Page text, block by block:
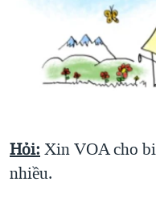
NGƯỜI VIỆT HẢI
ĐỜI SỐNG
KINH TẾ
VĂN HOÁ
HÀNH TRÌNH BẦU CỬ
MỘT NĂM CHIẾN
GIẢI MÃ VÀNH ĐAI &
TRỊNH VĨNH BÌNH -
GROUND ZERO – XƯA
MẠNG XÃ HỘI
Ngôn ngữ khác
Hỏi: Xin VOA cho
nhiều.